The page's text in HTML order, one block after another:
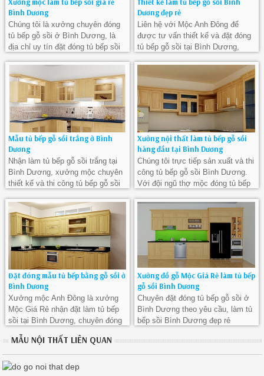
Bình Dương
Chúng tôi là xưởng chuyên đóng
tủ bếp gỗ sồi ở Bình Dương, là
địa chỉ uy tín đặt đóng tủ bếp sồi
Dương đẹp rẻ
Liên hệ với Mộc Anh Đông để
được tư vấn thiết kế và đặt đóng
tủ bếp gỗ sồi tại Bình Dương,
Mẫu tủ bếp gỗ sồi trắng ở Bình
Dương
Nhận làm tủ bếp gỗ sồi trắng tại
Bình Dương, xưởng mộc chuyên
thiết kế và thi công tủ bếp gỗ sồi
Xưởng nội thất làm tủ bếp gỗ sồi
hàng đầu tại Bình Dương
Chúng tôi trực tiếp sản xuất và thi
công tủ bếp gỗ sồi Bình Dương.
Với đội ngũ thợ mộc đóng tủ bếp
nghiệp
Đặt đóng mẫu tủ bếp bằng gỗ sồi ở
Bình Dương
Xưởng mộc Anh Đông là xưởng
Mộc Giá Rẻ nhận đặt làm tủ bếp
sồi tại Bình Dương, chuyên đóng
Xưởng đồ gỗ Mộc Giá Rẻ làm tủ bếp
gỗ sồi Bình Dương
Chuyên đặt đóng tủ bếp gỗ sồi ở
Bình Dương theo yêu cầu, làm tủ
bếp sồi Bình Dương đẹp rẻ
MẪU NỘI THẤT LIÊN QUAN